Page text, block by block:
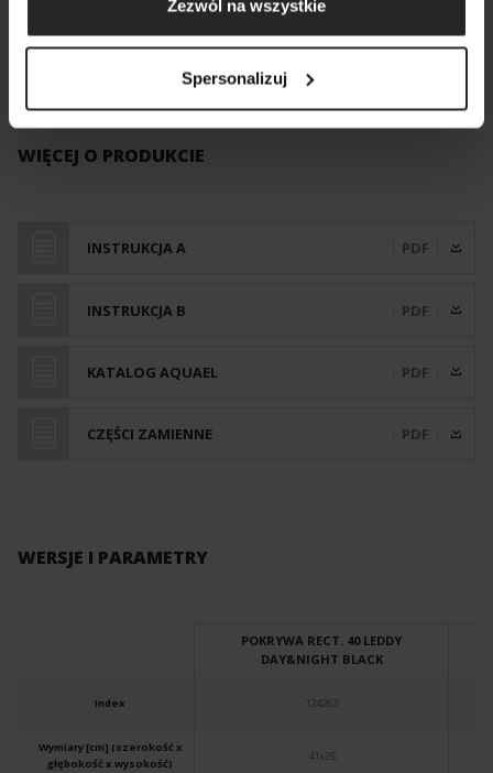
Zezwól na wszystkie
Spersonalizuj
WIĘCEJ O PRODUKCIE
INSTRUKCJA A PDF
INSTRUKCJA B PDF
KATALOG AQUAEL PDF
CZĘŚCI ZAMIENNE PDF
WERSJE I PARAMETRY
Index
Wymiary [cm] (szerokość x
głębokość x wysokość)
POKRYWA RECT. 40 LEDDY
DAY&NIGHT BLACK
124262
41x25